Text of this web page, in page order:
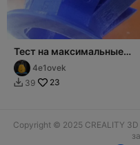
Тест на максимальные
углы при печати без
поддержек
4e1ovek
 39 23
Copyright © 2025 CREALITY